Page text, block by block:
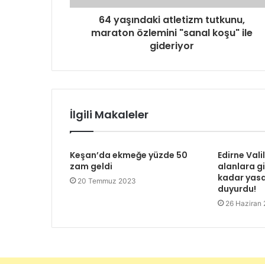
64 yaşındaki atletizm tutkunu,
maraton özlemini "sanal koşu" ile
gideriyor
İlgili Makaleler
Keşan’da ekmeğe yüzde 50
zam geldi
20 Temmuz 2023
Edirne
alanlara
kadar
duyurdu!
26 Haziran